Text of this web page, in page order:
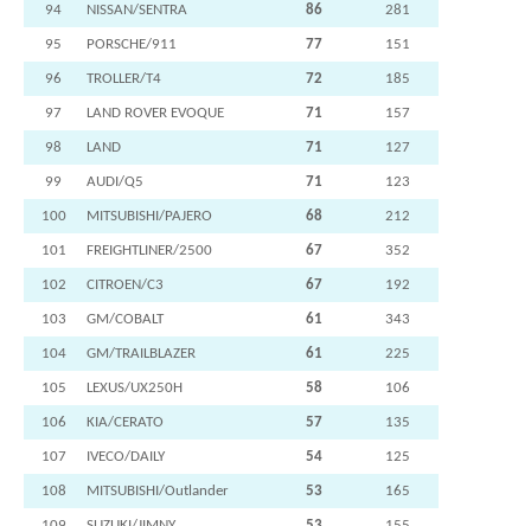
94 NISSAN/SENTRA 86 281
95 PORSCHE/911 77 151
96 TROLLER/T4 72 185
97 LAND ROVER EVOQUE 71 157
98 LAND 71 127
99 AUDI/Q5 71 123
100 MITSUBISHI/PAJERO 68 212
101 FREIGHTLINER/2500 67 352
102 CITROEN/C3 67 192
103 GM/COBALT 61 343
104 GM/TRAILBLAZER 61 225
105 LEXUS/UX250H 58 106
106 KIA/CERATO 57 135
107 IVECO/DAILY 54 125
108 MITSUBISHI/Outlander 53 165